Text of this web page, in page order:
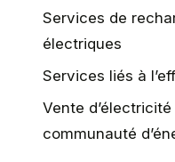
Services de
électriques
Services liés à
Vente
communauté